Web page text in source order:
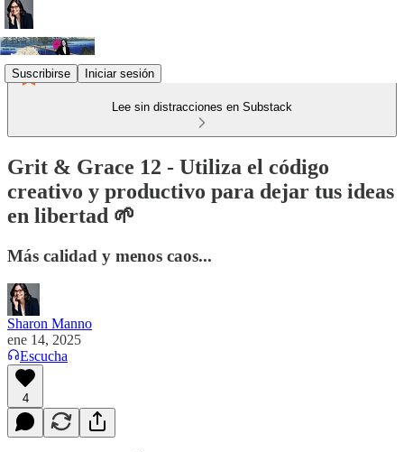
Suscribirse Iniciar sesión
Lee sin distracciones en Substack
Grit & Grace 12 - Utiliza el código
creativo y productivo para dejar tus ideas
en libertad 🌱
Más calidad y menos caos...
Sharon Manno
ene 14, 2025
Escucha
4